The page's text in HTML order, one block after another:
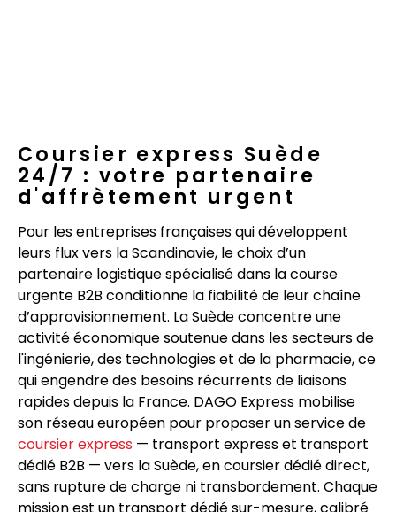
Coursier express Suède
24/7 : votre partenaire
d'affrètement urgent
Pour les entreprises françaises qui développent
leurs flux vers la Scandinavie, le choix d’un
partenaire logistique spécialisé dans la course
urgente B2B conditionne la fiabilité de leur chaîne
d’approvisionnement. La Suède concentre une
activité économique soutenue dans les secteurs de
l'ingénierie, des technologies et de la pharmacie, ce
qui engendre des besoins récurrents de liaisons
rapides depuis la France. DAGO Express mobilise
son réseau européen pour proposer un service de
coursier express — transport express et transport
dédié B2B — vers la Suède, en coursier dédié direct,
sans rupture de charge ni transbordement. Chaque
mission est un transport dédié sur-mesure, calibré